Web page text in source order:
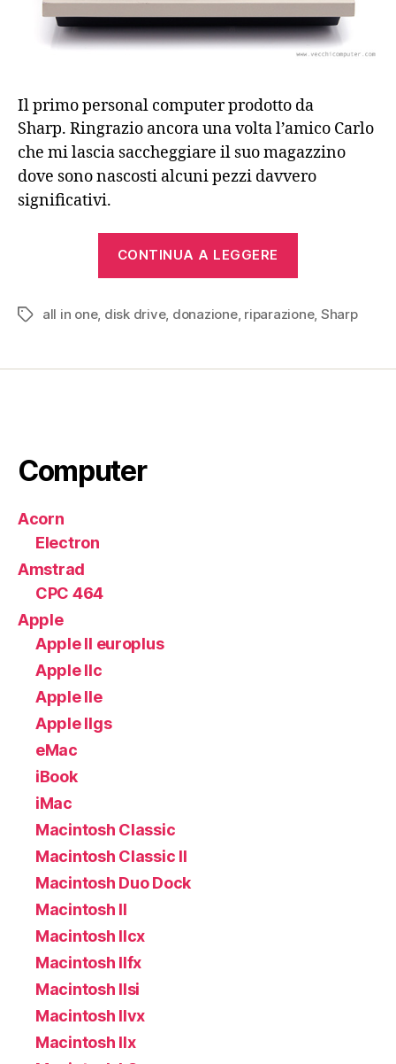
Il primo personal computer prodotto da
Sharp. Ringrazio ancora una volta l’amico Carlo
che mi lascia saccheggiare il suo magazzino
dove sono nascosti alcuni pezzi davvero
significativi.
CONTINUA A LEGGERE
(1978)”
Tag all in one, disk drive, donazione, riparazione, Sharp
Computer
Acorn
Electron
Amstrad
CPC 464
Apple
Apple II europlus
Apple IIc
Apple IIe
Apple IIgs
eMac
iBook
iMac
Macintosh Classic
Macintosh Classic II
Macintosh Duo Dock
Macintosh II
Macintosh IIcx
Macintosh IIfx
Macintosh IIsi
Macintosh IIvx
Macintosh IIx